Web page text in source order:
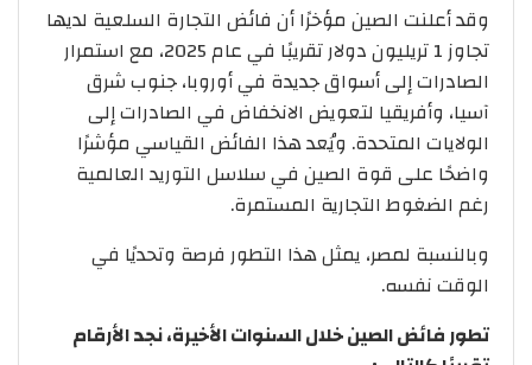
وقد أعلنت الصين مؤخرًا أن فائض التجارة السلعية لديها
تجاوز 1 تريليون دولار تقريبًا في عام 2025، مع استمرار
الصادرات إلى أسواق جديدة في أوروبا، جنوب شرق
آسيا، وأفريقيا لتعويض الانخفاض في الصادرات إلى
الولايات المتحدة. ويُعد هذا الفائض القياسي مؤشرًا
واضحًا على قوة الصين في سلاسل التوريد العالمية
رغم الضغوط التجارية المستمرة.
وبالنسبة لمصر، يمثل هذا التطور فرصة وتحديًا في
الوقت نفسه.
تطور فائض الصين خلال السنوات الأخيرة، نجد الأرقام